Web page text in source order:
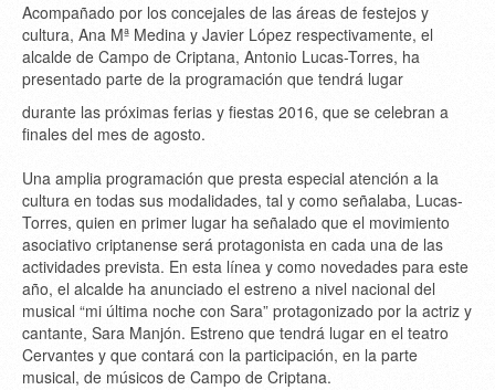
Acompañado por los concejales de las áreas de festejos y
cultura, Ana Mª Medina y Javier López respectivamente, el
alcalde de Campo de Criptana, Antonio Lucas-Torres, ha
presentado parte de la programación que tendrá lugar
durante las próximas ferias y fiestas 2016, que se celebran a
finales del mes de agosto.
Una amplia programación que presta especial atención a la
cultura en todas sus modalidades, tal y como señalaba, Lucas-
Torres, quien en primer lugar ha señalado que el movimiento
asociativo criptanense será protagonista en cada una de las
actividades prevista. En esta línea y como novedades para este
año, el alcalde ha anunciado el estreno a nivel nacional del
musical “mi última noche con Sara” protagonizado por la actriz y
cantante, Sara Manjón. Estreno que tendrá lugar en el teatro
Cervantes y que contará con la participación, en la parte
musical, de músicos de Campo de Criptana.